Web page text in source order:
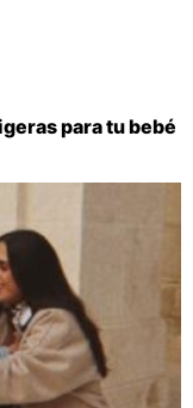
para tu bebé